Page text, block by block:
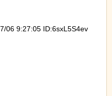
06 9:27:05 ID:6sxL5S4ev